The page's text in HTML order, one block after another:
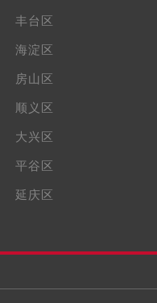
丰台区
海淀区
房山区
顺义区
大兴区
平谷区
延庆区